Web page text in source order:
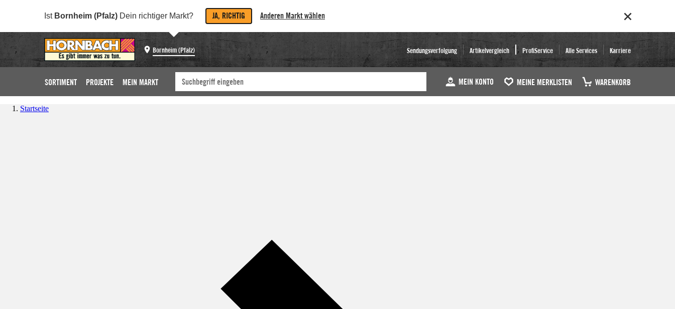
Ist Bornheim (Pfalz) Dein richtiger Markt? JA, RICHTIG Anderen Markt wählen
Bornheim (Pfalz) Sendungsverfolgung Artikelvergleich ProfiService Alle Services Karriere
SORTIMENT PROJEKTE MEIN MARKT MEIN KONTO MEINE MERKLISTEN WARENKORB
Startseite